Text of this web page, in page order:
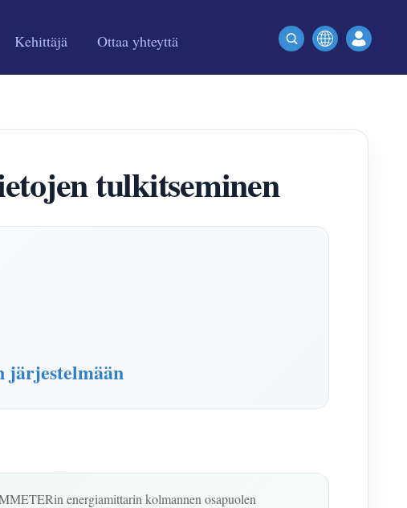
Kehittäjä Ottaa yhteyttä
tulkitseminen
järjestelmään
energiamittarin kolmannen osapuolen